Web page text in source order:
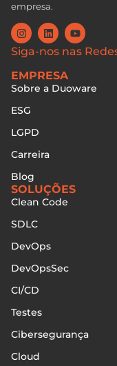
empresa.
Siga-nos nas
EMPRESA
Sobre a Duoware
ESG
LGPD
Carreira
Blog
SOLUÇÕES
Clean Code
SDLC
DevOps
DevOpsSec
CI/CD
Testes
Cibersegurança
Cloud